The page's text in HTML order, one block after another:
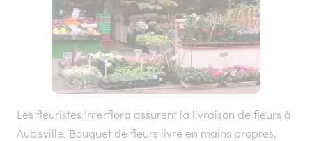
Les fleuristes Interflora assurent la livraison de fleurs à
Aubeville. Bouquet de fleurs livré en mains propres,